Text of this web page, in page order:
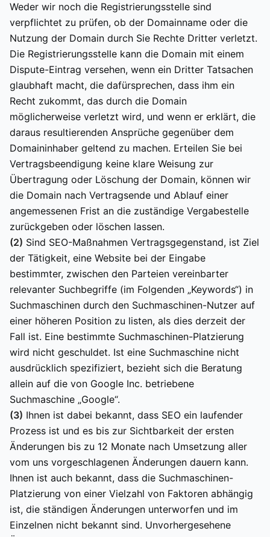
Weder wir noch die Registrierungsstelle sind
verpflichtet zu prüfen, ob der Domainname oder die
Nutzung der Domain durch Sie Rechte Dritter verletzt.
Die Registrierungsstelle kann die Domain mit einem
Dispute-Eintrag versehen, wenn ein Dritter Tatsachen
glaubhaft macht, die dafürsprechen, dass ihm ein
Recht zukommt, das durch die Domain
möglicherweise verletzt wird, und wenn er erklärt, die
daraus resultierenden Ansprüche gegenüber dem
Domaininhaber geltend zu machen. Erteilen Sie bei
Vertragsbeendigung keine klare Weisung zur
Übertragung oder Löschung der Domain, können wir
die Domain nach Vertragsende und Ablauf einer
angemessenen Frist an die zuständige Vergabestelle
zurückgeben oder löschen lassen.
(2) Sind SEO-Maßnahmen Vertragsgegenstand, ist Ziel
der Tätigkeit, eine Website bei der Eingabe
bestimmter, zwischen den Parteien vereinbarter
relevanter Suchbegriffe (im Folgenden „Keywords“) in
Suchmaschinen durch den Suchmaschinen-Nutzer auf
einer höheren Position zu listen, als dies derzeit der
Fall ist. Eine bestimmte Suchmaschinen-Platzierung
wird nicht geschuldet. Ist eine Suchmaschine nicht
ausdrücklich spezifiziert, bezieht sich die Beratung
allein auf die von Google Inc. betriebene
Suchmaschine „Google“.
(3) Ihnen ist dabei bekannt, dass SEO ein laufender
Prozess ist und es bis zur Sichtbarkeit der ersten
Änderungen bis zu 12 Monate nach Umsetzung aller
vom uns vorgeschlagenen Änderungen dauern kann.
Ihnen ist auch bekannt, dass die Suchmaschinen-
Platzierung von einer Vielzahl von Faktoren abhängig
ist, die ständigen Änderungen unterworfen und im
Einzelnen nicht bekannt sind. Unvorhergesehene